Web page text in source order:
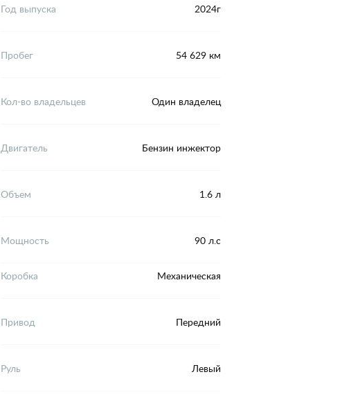
Год выпуска 2024г
Пробег 54 629 км
Кол-во владельцев Один владелец
Двигатель Бензин инжектор
Объем 1.6 л
Мощность 90 л.с
Коробка Механическая
Привод Передний
Руль Левый